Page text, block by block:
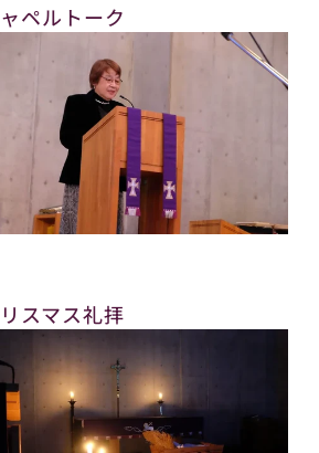
ペルトーク
スマス礼拝